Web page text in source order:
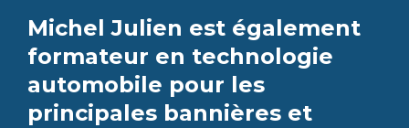
Michel Julien est également
formateur en technologie
automobile pour les
principales bannières et